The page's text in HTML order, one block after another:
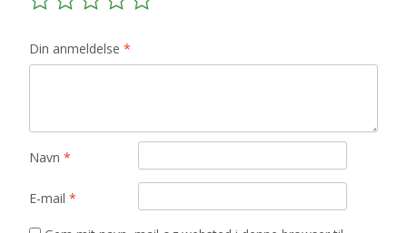
Din anmeldelse *
Navn *
E-mail *